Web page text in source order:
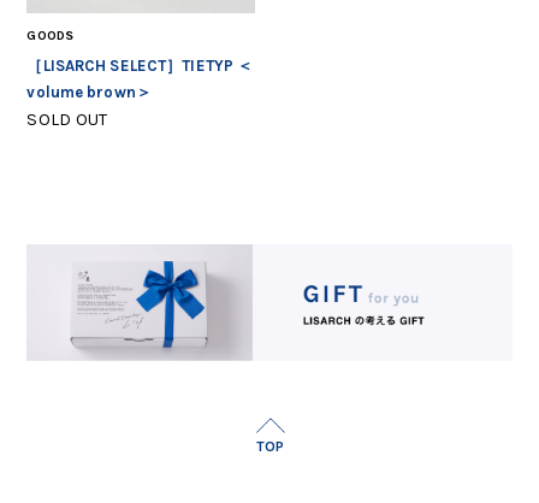
GOODS
［LISARCH SELECT］TIETYP ＜
volume brown＞
SOLD OUT
TOP